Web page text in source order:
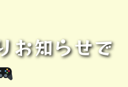
お知らせで